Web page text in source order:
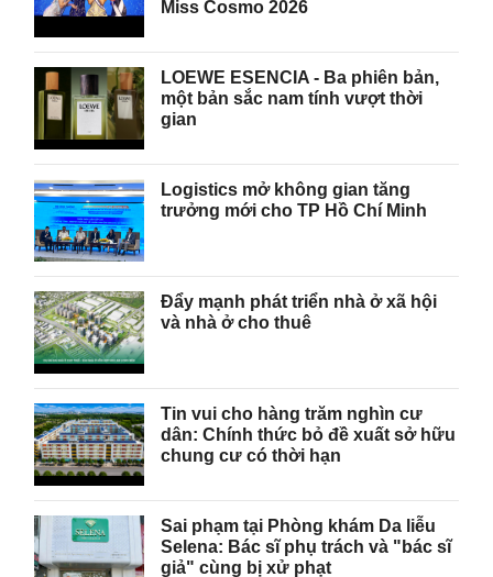
Miss Cosmo 2026
LOEWE ESENCIA - Ba phiên bản,
một bản sắc nam tính vượt thời
gian
Logistics mở không gian tăng
trưởng mới cho TP Hồ Chí Minh
Đẩy mạnh phát triển nhà ở xã hội
và nhà ở cho thuê
Tin vui cho hàng trăm nghìn cư
dân: Chính thức bỏ đề xuất sở hữu
chung cư có thời hạn
Sai phạm tại Phòng khám Da liễu
Selena: Bác sĩ phụ trách và "bác sĩ
giả" cùng bị xử phạt